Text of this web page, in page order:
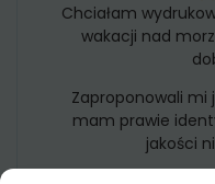
Chciałam
wakacji nad
Zaproponowali mi
mam prawie
jakości